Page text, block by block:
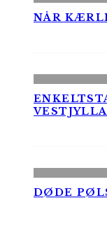
NÅR
DØDE